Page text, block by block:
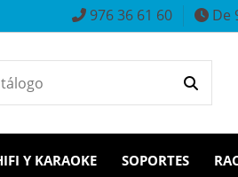
976 36 61 60 De
Y KARAOKE SOPORTES